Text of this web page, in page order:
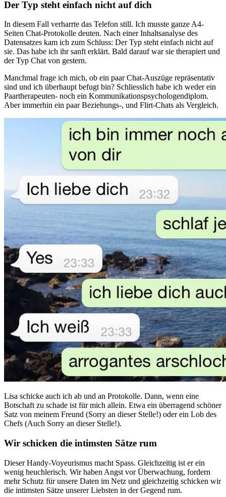
Der Typ steht einfach nicht auf dich
In diesem Fall verharrte das Telefon still. Ich musste ganze A4-
Seiten Chat-Protokolle deuten. Nach einer Inhaltsanalyse des
Datensatzes kam ich zum Schluss: Der Typ steht einfach nicht auf
sie. Das habe ich ihr sanft erklärt. Bald darauf war sie therapiert und
der Typ Chat von gestern.
Manchmal frage ich mich, ob ein paar Chat-Auszüge repräsentativ
sind und ich überhaupt befugt bin? Schliesslich habe ich weder ein
Paartherapeuten- noch ein Kommunikationspsychologendiplom.
Aber immerhin ein paar Beziehungs-, und Flirt-Chats als Vergleich.
Lisa schicke auch ich ab und an Protokolle. Dann, wenn eine
Botschaft zu schade ist für mich allein. Etwa ein überragend schöner
Satz von meinem Freund (Sorry an dieser Stelle!) oder ein Lob des
Chefs (Auch Sorry an dieser Stelle!).
Wir schicken die intimsten Sätze rum
Dieser Handy-Voyeurismus macht Spass. Gleichzeitig ist er ein
wenig heuchlerisch. Wir haben Angst vor Überwachung, fordern
mehr Schutz für unsere Daten im Netz und gleichzeitig schicken wir
die intimsten Sätze unserer Liebsten in der Gegend rum.